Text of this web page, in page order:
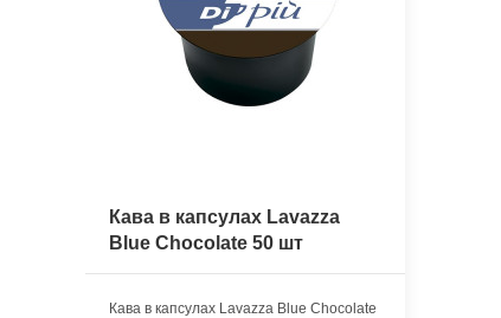
Кава в капсулах Lavazza
Blue Chocolate 50 шт
Кава в капсулах Lavazza Blue Chocolate